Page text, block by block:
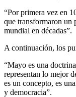
“Por primera vez en
que transformaron un
mundial en décadas”.
A continuación, los
“Mayo es una
representan lo mejor
es un concepto, es
y democracia”.